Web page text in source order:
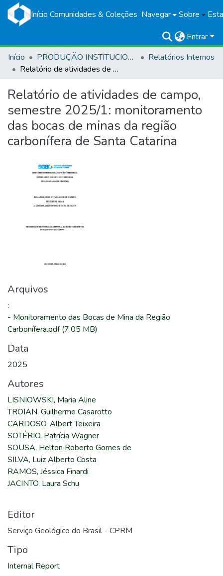
Início Comunidades & Coleções Navegar Sobre
Entrar
Início
PRODUÇÃO INSTITUCIONAL
Relatórios Internos
Relatório de atividades de campo, semestre 2025/1: monitoramento das bocas de minas da região carbonífera de Santa Catarina
Relatório de atividades de campo,
semestre 2025/1: monitoramento
das bocas de minas da região
carbonífera de Santa Catarina
Arquivos
:
- Monitoramento das Bocas de Mina da Região
Carbonífera.pdf(7.05 MB)
Data
2025
Autores
LISNIOWSKI, Maria Aline
TROIAN, Guilherme Casarotto
CARDOSO, Albert Teixeira
SOTÉRIO, Patrícia Wagner
SOUSA, Helton Roberto Gomes de
SILVA, Luiz Alberto Costa
RAMOS, Jéssica Finardi
JACINTO, Laura Schu
Editor
Serviço Geológico do Brasil - CPRM
Tipo
Internal Report